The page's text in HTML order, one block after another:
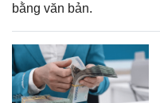
bằng văn bản.